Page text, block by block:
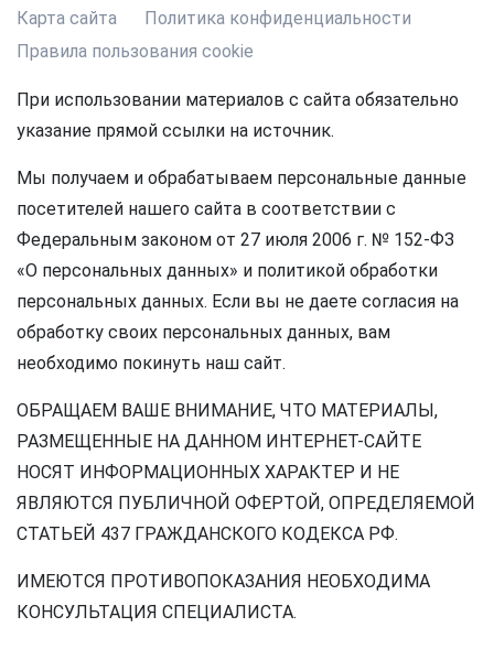
Карта сайта
Политика конфиденциальности
Правила пользования cookie
При использовании материалов с сайта обязательно
указание прямой ссылки на источник.
Мы получаем и обрабатываем персональные данные
посетителей нашего сайта в соответствии с
Федеральным законом от 27 июля 2006 г. № 152-ФЗ
«О персональных данных» и политикой обработки
персональных данных. Если вы не даете согласия на
обработку своих персональных данных, вам
необходимо покинуть наш сайт.
ОБРАЩАЕМ ВАШЕ ВНИМАНИЕ, ЧТО МАТЕРИАЛЫ,
РАЗМЕЩЕННЫЕ НА ДАННОМ ИНТЕРНЕТ-САЙТЕ
НОСЯТ ИНФОРМАЦИОННЫХ ХАРАКТЕР И НЕ
ЯВЛЯЮТСЯ ПУБЛИЧНОЙ ОФЕРТОЙ, ОПРЕДЕЛЯЕМОЙ
СТАТЬЕЙ 437 ГРАЖДАНСКОГО КОДЕКСА РФ.
ИМЕЮТСЯ ПРОТИВОПОКАЗАНИЯ НЕОБХОДИМА
КОНСУЛЬТАЦИЯ СПЕЦИАЛИСТА.